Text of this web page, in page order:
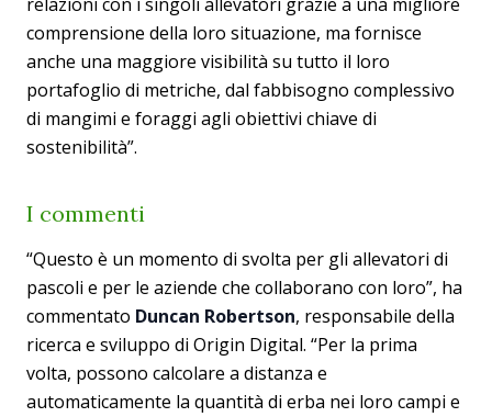
comprensione della loro situazione, ma fornisce
anche una maggiore visibilità su tutto il loro
portafoglio di metriche, dal fabbisogno complessivo
di mangimi e foraggi agli obiettivi chiave di
sostenibilità”.
I commenti
“Questo è un momento di svolta per gli allevatori di
pascoli e per le aziende che collaborano con loro”, ha
commentato Duncan Robertson, responsabile della
ricerca e sviluppo di Origin Digital. “Per la prima
volta, possono calcolare a distanza e
automaticamente la quantità di erba nei loro campi e